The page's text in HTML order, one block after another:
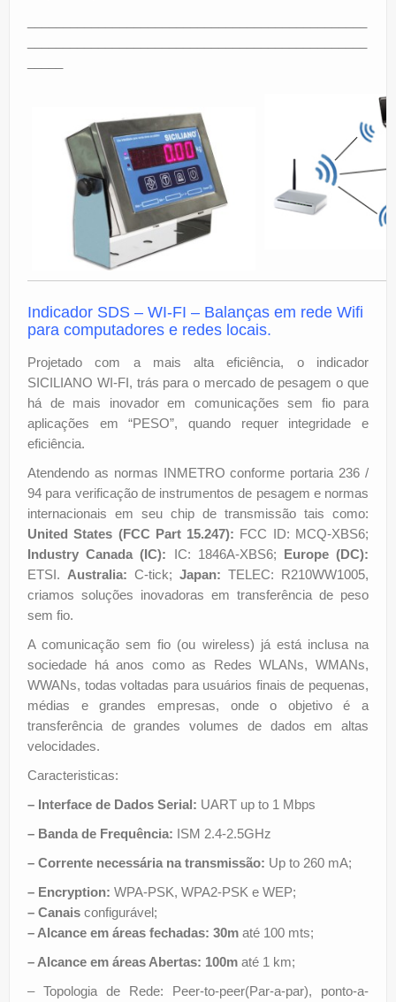
Indicador SDS – WI-FI – Balanças em rede Wifi
para computadores e redes locais.
Projetado com a mais alta eficiência, o indicador
SICILIANO WI-FI, trás para o mercado de pesagem o que
há de mais inovador em comunicações sem fio para
aplicações em “PESO”, quando requer integridade e
eficiência.
Atendendo as normas INMETRO conforme portaria 236 /
94 para verificação de instrumentos de pesagem e normas
internacionais em seu chip de transmissão tais como:
United States (FCC Part 15.247): FCC ID: MCQ-XBS6;
Industry Canada (IC): IC: 1846A-XBS6; Europe (DC):
ETSI. Australia: C-tick; Japan: TELEC: R210WW1005,
criamos soluções inovadoras em transferência de peso
sem fio.
A comunicação sem fio (ou wireless) já está inclusa na
sociedade há anos como as Redes WLANs, WMANs,
WWANs, todas voltadas para usuários finais de pequenas,
médias e grandes empresas, onde o objetivo é a
transferência de grandes volumes de dados em altas
velocidades.
Caracteristicas:
– Interface de Dados Serial: UART up to 1 Mbps
– Banda de Frequência: ISM 2.4-2.5GHz
– Corrente necessária na transmissão: Up to 260 mA;
– Encryption: WPA-PSK, WPA2-PSK e WEP;
– Canais configurável;
– Alcance em áreas fechadas: 30m até 100 mts;
– Alcance em áreas Abertas: 100m até 1 km;
– Topologia de Rede: Peer-to-peer(Par-a-par), ponto-a-